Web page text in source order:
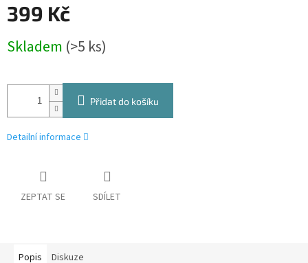
399 Kč
cena:
Skladem (>5 ks)
Přidat do košíku
Detailní informace
ZEPTAT SE SDÍLET
Popis Diskuze